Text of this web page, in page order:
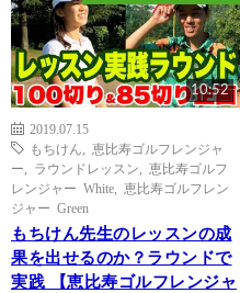
10:52
2019.07.15
もちけん
恵比寿ゴルフレンジャ
ー
ラウンドレッスン
恵比寿ゴルフ
レンジャー White
恵比寿ゴルフレン
ジャー Green
もちけん先生のレッスンの成
果を出せるのか？ラウンドで
実践 【恵比寿ゴルフレンジャ